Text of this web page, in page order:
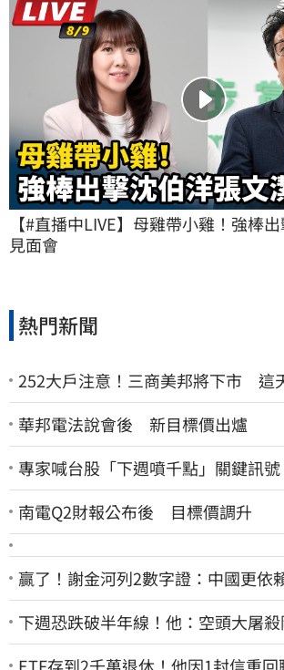
【#直播中LIVE】母雞帶小雞！強棒
見面會
熱門新聞
252大戶注意！三商美邦將下市 這
華邦電法說會後 新目標價出爐
專家喊台股「下週噴千點」關鍵訊號
南電Q2財報公布後 目標價調升
贏了！謝金河列2數字證：中國更依
下週恐跌破半年線！他：空頭大屠